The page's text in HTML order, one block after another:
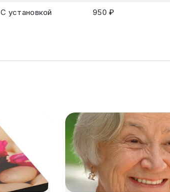
С установкой 950 ₽